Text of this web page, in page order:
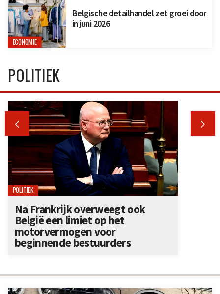
ECONOMIE
Belgische detailhandel zet groei door
in juni 2026
POLITIEK
 
POLITIEK
Na Frankrijk overweegt ook
België een limiet op het
motorvermogen voor
beginnende bestuurders